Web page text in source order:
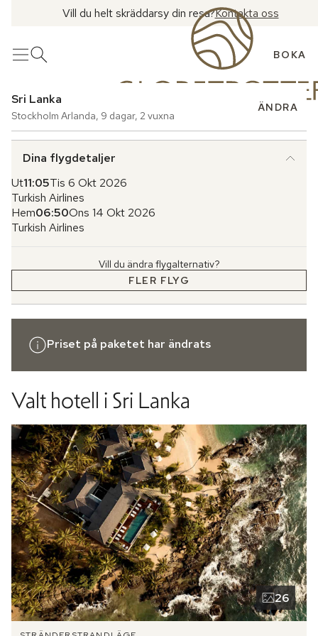
Vill du helt skräddarsy din resa?Kontakta oss
MenyÖppna sök BOKA
Sri Lanka
Stockholm Arlanda, 9 dagar, 2 vuxna
ÄNDRA
Dina flygdetaljer
Ut11:05Tis 6 Okt 2026
Turkish Airlines
Hem06:50Ons 14 Okt 2026
Turkish Airlines
Vill du ändra flygalternativ?
FLER FLYG
Priset på paketet har ändrats
Valt hotell i Sri Lanka
26